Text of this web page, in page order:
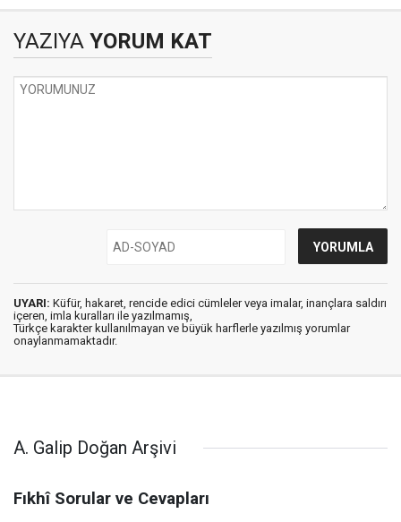
YAZIYA YORUM KAT
UYARI: Küfür, hakaret, rencide edici cümleler veya imalar, inançlara saldırı
içeren, imla kuralları ile yazılmamış,
Türkçe karakter kullanılmayan ve büyük harflerle yazılmış yorumlar
onaylanmamaktadır.
A. Galip Doğan Arşivi
Fıkhî Sorular ve Cevapları